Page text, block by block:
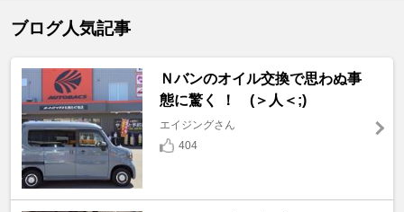
ブログ人気記事
Ｎバンのオイル交換で思わぬ事
態に驚く ！ (＞人＜;)
エイジングさん
404